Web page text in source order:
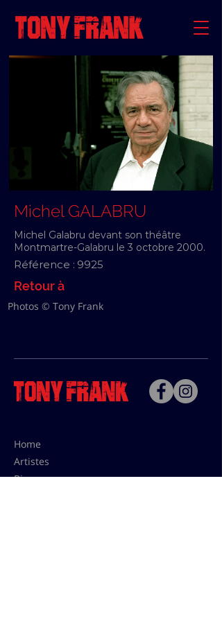
Michel GALABRU
Michel Galabru devant son théâtre
Montmartre-Galabru le 3 octobre 2000.
Référence : 9925
Retour à
Photos © Tony Frank
Home
Artistes
Bio